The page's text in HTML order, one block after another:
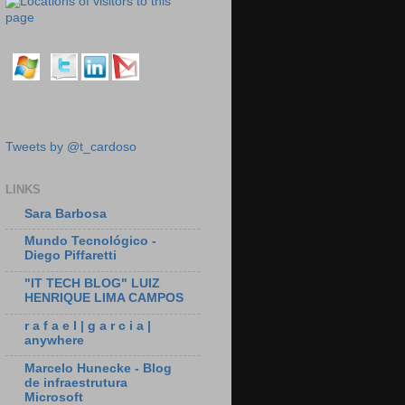
Tweets by @t_cardoso
LINKS
Sara Barbosa
Mundo Tecnológico -
Diego Piffaretti
"IT TECH BLOG" LUIZ
HENRIQUE LIMA CAMPOS
r a f a e l | g a r c i a |
anywhere
Marcelo Hunecke - Blog
de infraestrutura
Microsoft